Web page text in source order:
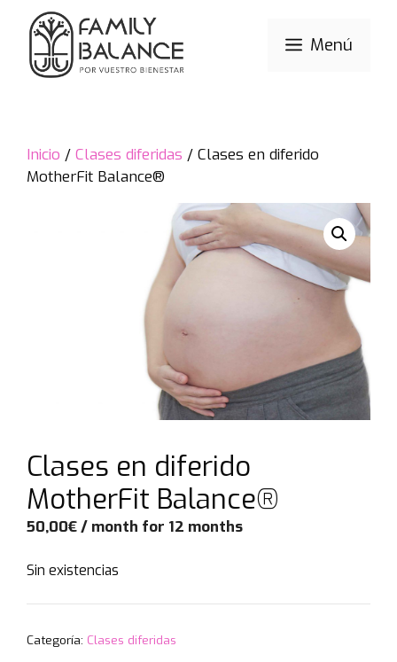
Saltar
contenido
Menú
Inicio / Clases diferidas / Clases en diferido
MotherFit Balance®
Clases en diferido
MotherFit Balance®
50,00€/ month for 12 months
Sin existencias
Categoría: Clases diferidas